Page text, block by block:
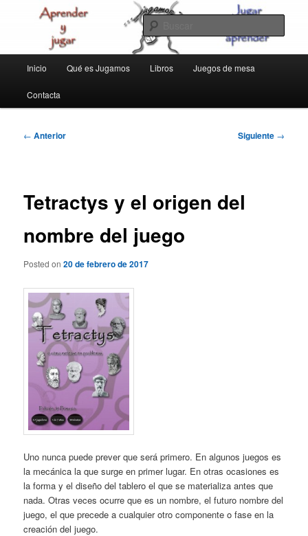
jugamos
aprender y jugar
principal
Inicio Qué es Jugamos Libros Juegos de mesa
Contacta
Navegación
← Anterior Siguiente →
Tetractys y el origen del
nombre del juego
Posted on20 de febrero de 2017
Uno nunca puede prever que será primero. En algunos juegos es
la mecánica la que surge en primer lugar. En otras ocasiones es
la forma y el diseño del tablero el que se materializa antes que
nada. Otras veces ocurre que es un nombre, el futuro nombre del
juego, el que precede a cualquier otro componente o fase en la
creación del juego.